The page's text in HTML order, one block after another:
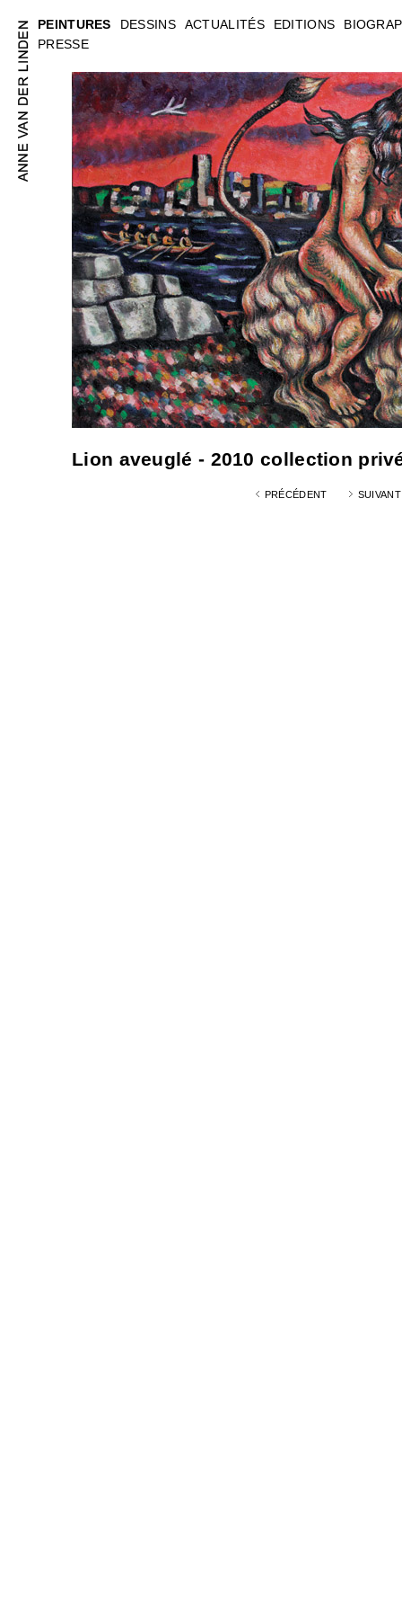
PEINTURES
PRESSE
DESSINS ACTUALITÉS EDITIONS
Lion aveuglé - 2010 collection
PRÉCÉDENT SUIVANT